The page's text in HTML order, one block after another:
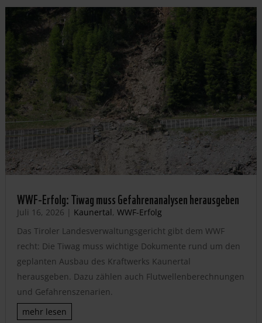
WWF-Erfolg: Tiwag muss Gefahrenanalysen herausgeben
Juli 16, 2026 | Kaunertal, WWF-Erfolg
Das Tiroler Landesverwaltungsgericht gibt dem WWF
recht: Die Tiwag muss wichtige Dokumente rund um den
geplanten Ausbau des Kraftwerks Kaunertal
herausgeben. Dazu zählen auch Flutwellenberechnungen
und Gefahrenszenarien.
mehr lesen